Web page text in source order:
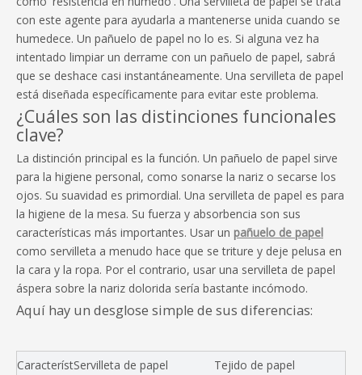
con este agente para ayudarla a mantenerse unida cuando se
humedece. Un pañuelo de papel no lo es. Si alguna vez ha
intentado limpiar un derrame con un pañuelo de papel, sabrá
que se deshace casi instantáneamente. Una servilleta de papel
está diseñada específicamente para evitar este problema.
¿Cuáles son las distinciones funcionales
clave?
La distinción principal es la función. Un pañuelo de papel sirve
para la higiene personal, como sonarse la nariz o secarse los
ojos. Su suavidad es primordial. Una servilleta de papel es para
la higiene de la mesa. Su fuerza y ​​absorbencia son sus
características más importantes. Usar un pañuelo de papel
como servilleta a menudo hace que se triture y deje pelusa en
la cara y la ropa. Por el contrario, usar una servilleta de papel
áspera sobre la nariz dolorida sería bastante incómodo.
Aquí hay un desglose simple de sus diferencias:
CaracterístServilleta de papel Tejido de papel